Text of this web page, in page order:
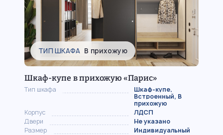
ТИП ШКАФА В прихожую
Шкаф-купе в прихожую «Парис»
Тип шкафа
Шкаф-купе,
Встроенный, В
прихожую
Корпус
ЛДСП
Двери
Не указано
Размер
Индивидуальный